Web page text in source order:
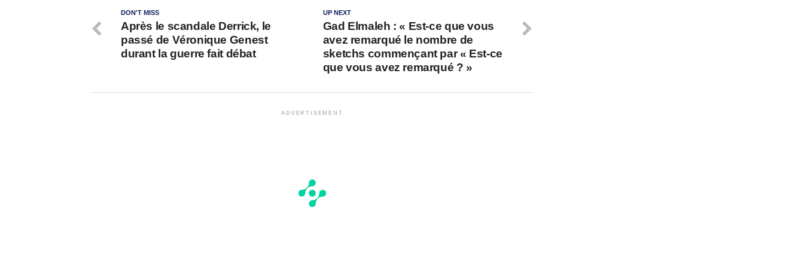
UP NEXT
Gad Elmaleh : « Est-ce que vous
avez remarqué le nombre de
sketchs commençant par « Est-ce
que vous avez remarqué ? »
DON'T MISS
Après le scandale Derrick, le
passé de Véronique Genest
durant la guerre fait débat
ADVERTISEMENT